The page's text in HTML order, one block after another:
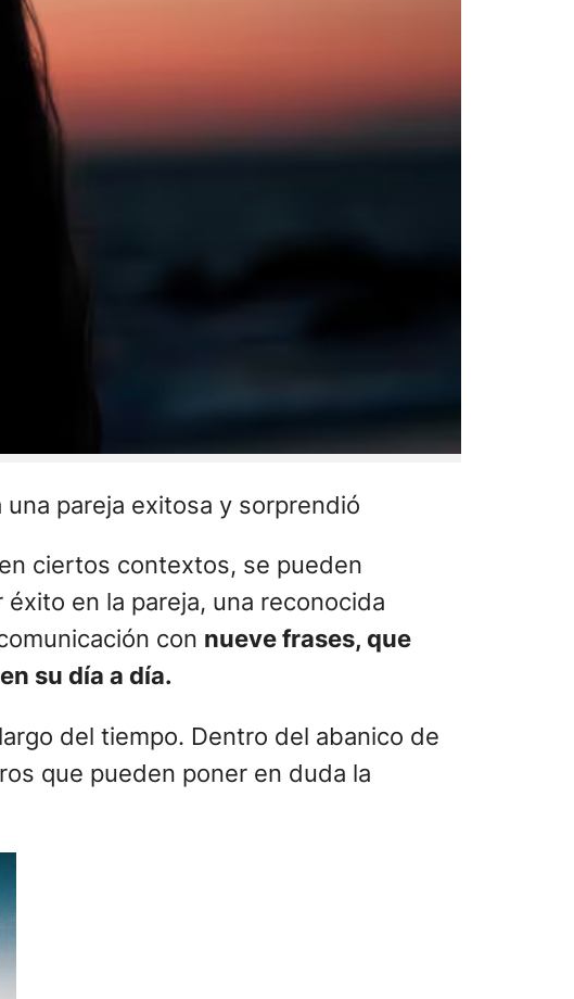
pareja exitosa y sorprendió
ciertos contextos, se pueden
en la pareja, una reconocida
con nueve frases, que
su día a día.
del tiempo. Dentro del abanico de
que pueden poner en duda la